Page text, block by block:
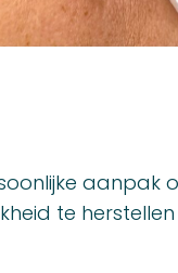
aanpak
te